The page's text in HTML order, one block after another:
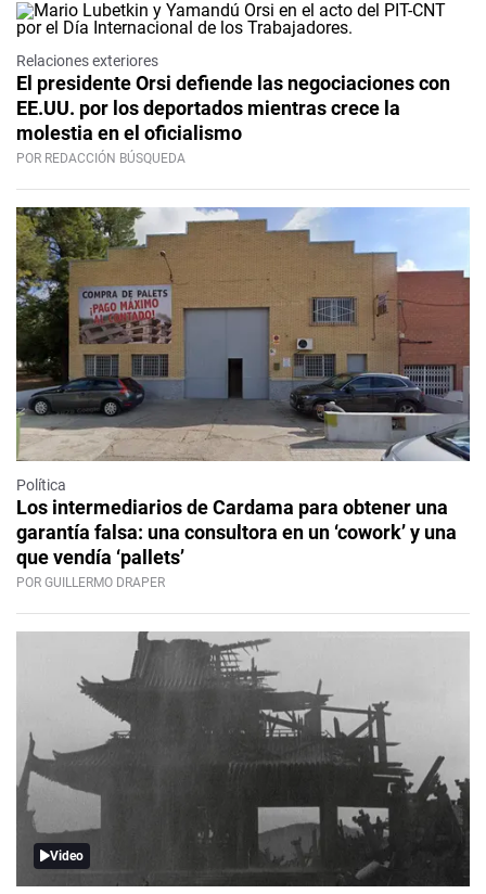
Relaciones exteriores
El presidente Orsi defiende las negociaciones con
EE.UU. por los deportados mientras crece la
molestia en el oficialismo
POR REDACCIÓN BÚSQUEDA
Política
Los intermediarios de Cardama para obtener una
garantía falsa: una consultora en un ‘cowork’ y una
que vendía ‘pallets’
POR GUILLERMO DRAPER
Video